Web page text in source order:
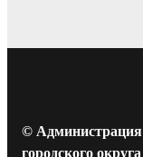
© Администрация
городского округа